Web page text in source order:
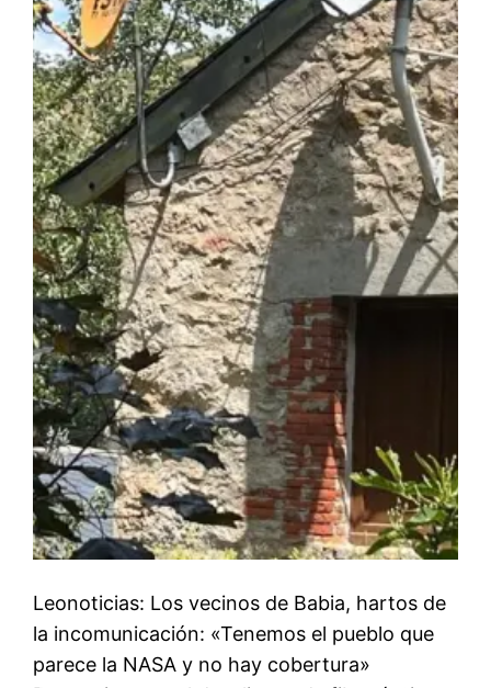
Leonoticias: Los vecinos de Babia, hartos de
la incomunicación: «Tenemos el pueblo que
parece la NASA y no hay cobertura»